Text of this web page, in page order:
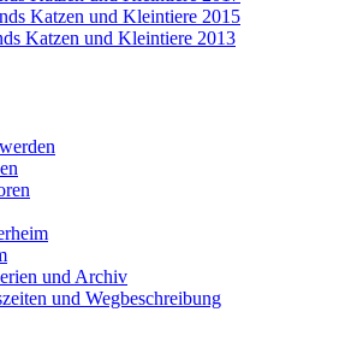
Katzen und Kleintiere 2015
Katzen und Kleintiere 2013
und Archiv
und Wegbeschreibung